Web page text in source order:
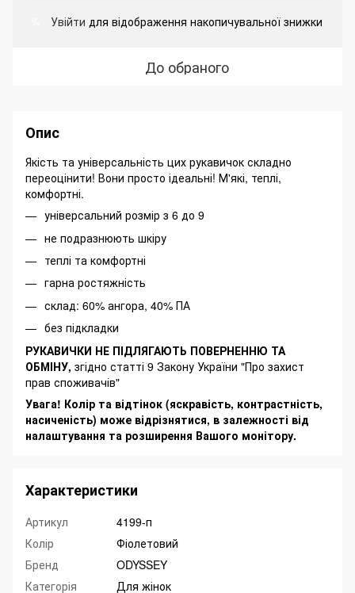
Увійти для відображення накопичувальної знижки
До обраного
Опис
Якість та універсальність цих рукавичок складно
переоцінити! Вони просто ідеальні! М'які, теплі,
комфортні.
універсальний розмір з 6 до 9
не подразнюють шкіру
теплі та комфортні
гарна ростяжність
склад: 60% ангора, 40% ПА
без підкладки
РУКАВИЧКИ НЕ ПІДЛЯГАЮТЬ ПОВЕРНЕННЮ ТА
ОБМІНУ, згідно статті 9 Закону України "Про захист
прав споживачів"
Увага! Колір та відтінок (яскравість, контрастність,
насиченість) може відрізнятися, в залежності від
налаштування та розширення Вашого монітору.
Характеристики
Артикул
4199-п
Колір
Фіолетовий
Бренд
ODYSSEY
Категорія
Для жінок